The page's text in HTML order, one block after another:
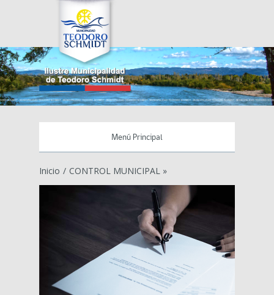
Menú Principal
Inicio / CONTROL MUNICIPAL »